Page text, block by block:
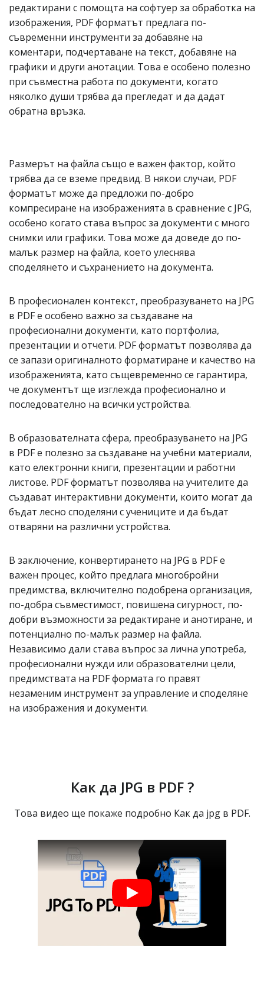
редактирани с помощта на софтуер за обработка на
изображения, PDF форматът предлага по-
съвременни инструменти за добавяне на
коментари, подчертаване на текст, добавяне на
графики и други анотации. Това е особено полезно
при съвместна работа по документи, когато
няколко души трябва да прегледат и да дадат
обратна връзка.
Размерът на файла също е важен фактор, който
трябва да се вземе предвид. В някои случаи, PDF
форматът може да предложи по-добро
компресиране на изображенията в сравнение с JPG,
особено когато става въпрос за документи с много
снимки или графики. Това може да доведе до по-
малък размер на файла, което улеснява
споделянето и съхранението на документа.
В професионален контекст, преобразуването на JPG
в PDF е особено важно за създаване на
професионални документи, като портфолиа,
презентации и отчети. PDF форматът позволява да
се запази оригиналното форматиране и качество на
изображенията, като същевременно се гарантира,
че документът ще изглежда професионално и
последователно на всички устройства.
В образователната сфера, преобразуването на JPG
в PDF е полезно за създаване на учебни материали,
като електронни книги, презентации и работни
листове. PDF форматът позволява на учителите да
създават интерактивни документи, които могат да
бъдат лесно споделяни с учениците и да бъдат
отваряни на различни устройства.
В заключение, конвертирането на JPG в PDF е
важен процес, който предлага многобройни
предимства, включително подобрена организация,
по-добра съвместимост, повишена сигурност, по-
добри възможности за редактиране и анотиране, и
потенциално по-малък размер на файла.
Независимо дали става въпрос за лична употреба,
професионални нужди или образователни цели,
предимствата на PDF формата го правят
незаменим инструмент за управление и споделяне
на изображения и документи.
Как да JPG в PDF ?
Това видео ще покаже подробно Как да jpg в PDF.